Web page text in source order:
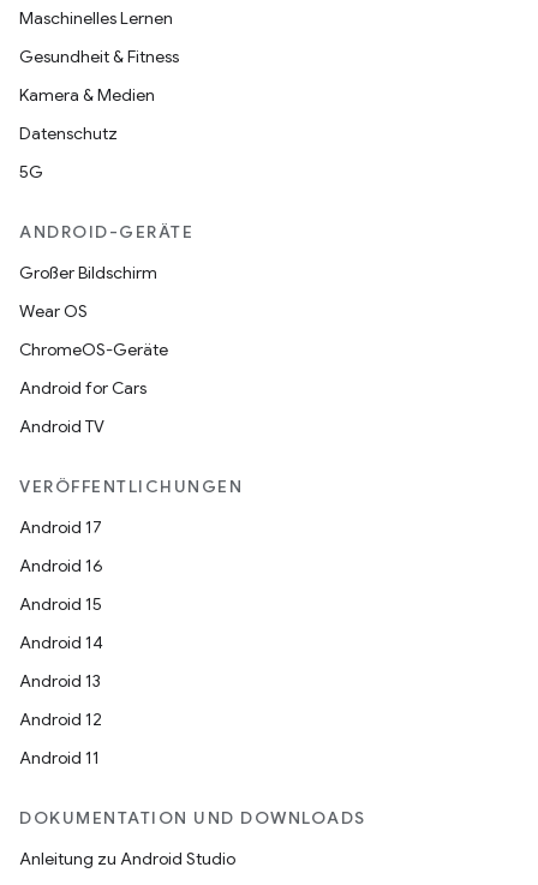
Maschinelles Lernen
Gesundheit & Fitness
Kamera & Medien
Datenschutz
5G
ANDROID-GERÄTE
Großer Bildschirm
Wear OS
ChromeOS-Geräte
Android for Cars
Android TV
VERÖFFENTLICHUNGEN
Android 17
Android 16
Android 15
Android 14
Android 13
Android 12
Android 11
DOKUMENTATION UND DOWNLOADS
Anleitung zu Android Studio